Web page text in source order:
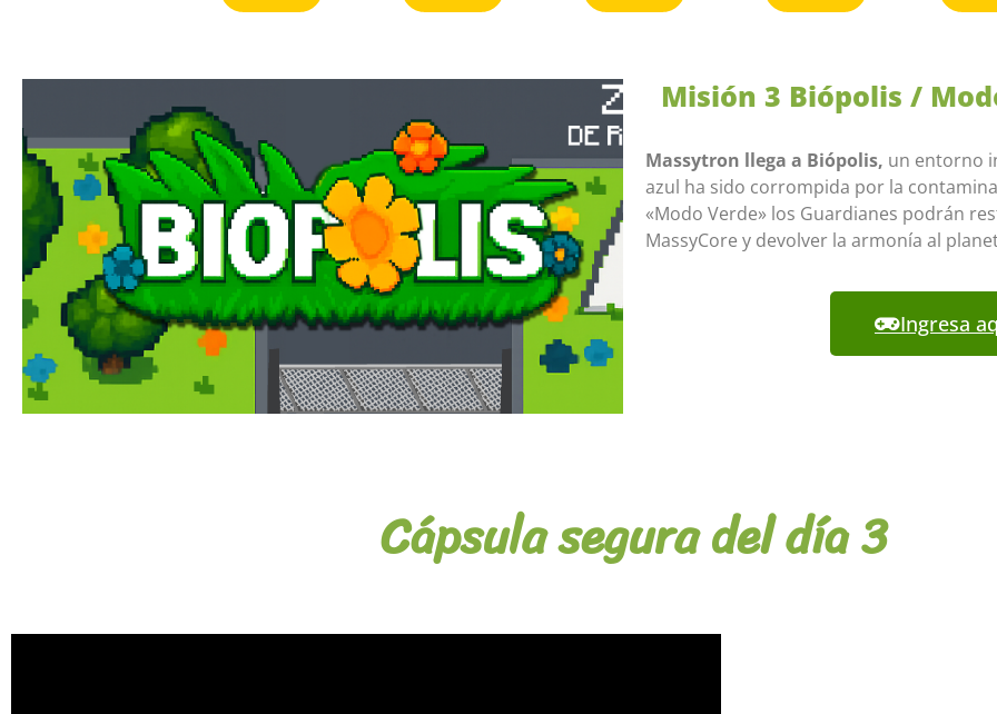
Misión 3 Biópolis /
Massytron llega a Biópolis, un entorno
azul ha sido corrompida por la
«Modo Verde» los Guardianes podrán
MassyCore y devolver la armonía al
Ingresa
Cápsula segura del día 3